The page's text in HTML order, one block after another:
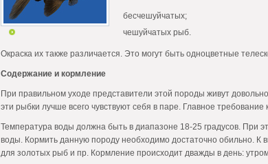
бесчешуйчатых;
чешуйчатых рыб.
Окраска их также различается. Это могут быть одноцветные
Содержание и кормление
При правильном уходе представители этой породы живут
эти рыбки лучше всего чувствуют себя в паре. Главное
Температура воды должна быть в диапазоне 18-25 градусов. При
воды. Кормить данную породу необходимо достаточно обильно.
для золотых рыб и пр. Кормление происходит дважды в день: